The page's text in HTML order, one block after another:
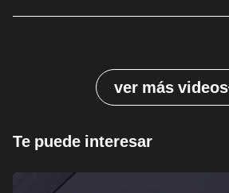
ver más videos
Te puede interesar